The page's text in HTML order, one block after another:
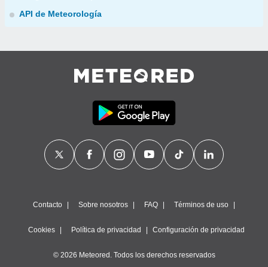
API de Meteorología
Contacto Sobre nosotros FAQ Términos de uso
Cookies Política de privacidad Configuración de privacidad
© 2026 Meteored. Todos los derechos reservados